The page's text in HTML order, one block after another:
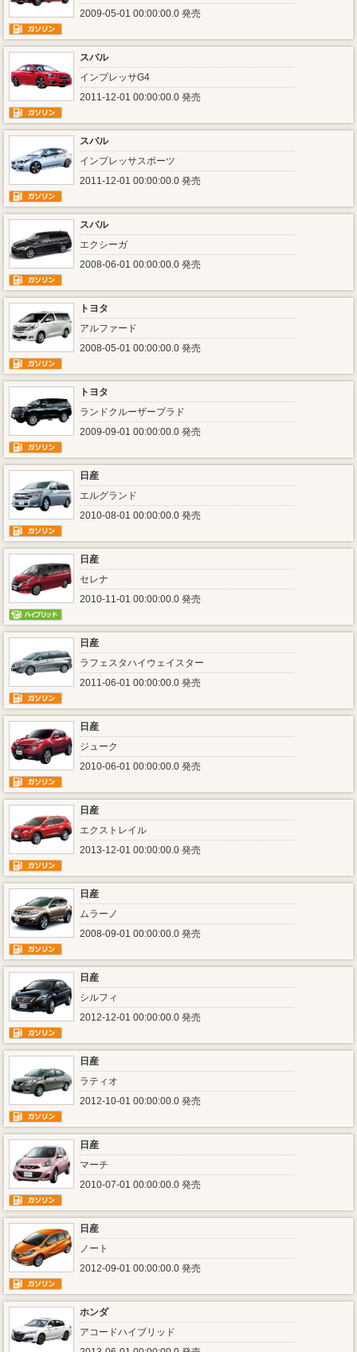
2009-05-01 00:00:00.0 発売
スバル
インプレッサG4
2011-12-01 00:00:00.0 発売
スバル
インプレッサスポーツ
2011-12-01 00:00:00.0 発売
スバル
エクシーガ
2008-06-01 00:00:00.0 発売
トヨタ
アルファード
2008-05-01 00:00:00.0 発売
トヨタ
ランドクルーザープラド
2009-09-01 00:00:00.0 発売
日産
エルグランド
2010-08-01 00:00:00.0 発売
日産
セレナ
2010-11-01 00:00:00.0 発売
日産
ラフェスタハイウェイスター
2011-06-01 00:00:00.0 発売
日産
ジューク
2010-06-01 00:00:00.0 発売
日産
エクストレイル
2013-12-01 00:00:00.0 発売
日産
ムラーノ
2008-09-01 00:00:00.0 発売
日産
シルフィ
2012-12-01 00:00:00.0 発売
日産
ラティオ
2012-10-01 00:00:00.0 発売
日産
マーチ
2010-07-01 00:00:00.0 発売
日産
ノート
2012-09-01 00:00:00.0 発売
ホンダ
アコードハイブリッド